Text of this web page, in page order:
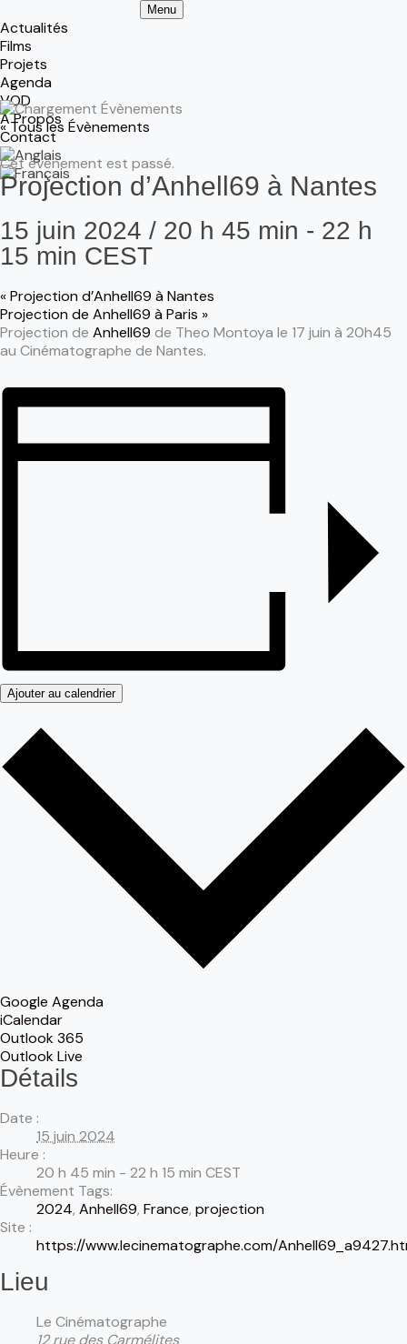
Menu
Actualités
Films
Projets
Agenda
VOD
À Propos
Contact
« Tous les Évènements
Cet évènement est passé.
Projection d’Anhell69 à Nantes
15 juin 2024 / 20 h 45 min - 22 h
15 min CEST
«Projection d’Anhell69 à Nantes
Projection de Anhell69 à Paris »
Projection de Anhell69 de Theo Montoya le 17 juin à 20h45
au Cinématographe de Nantes.
Ajouter au calendrier
Google Agenda
iCalendar
Outlook 365
Outlook Live
Détails
Date :
15 juin 2024
Heure :
20 h 45 min - 22 h 15 min CEST
Évènement Tags:
2024, Anhell69, France, projection
Site :
https://www.lecinematographe.com/
Lieu
Le Cinématographe
12 rue des Carmélites